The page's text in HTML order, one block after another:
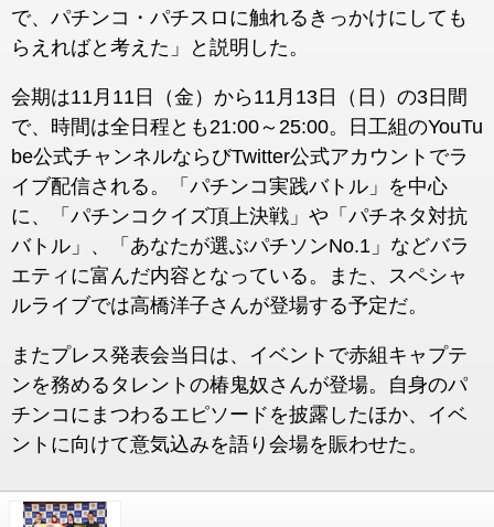
で、パチンコ・パチスロに触れるきっかけにしても
らえればと考えた」と説明した。
会期は11月11日（金）から11月13日（日）の3日間
で、時間は全日程とも21:00～25:00。日工組のYouTu
be公式チャンネルならびTwitter公式アカウントでラ
イブ配信される。「パチンコ実践バトル」を中心
に、「パチンコクイズ頂上決戦」や「パチネタ対抗
バトル」、「あなたが選ぶパチソンNo.1」などバラ
エティに富んだ内容となっている。また、スペシャ
ルライブでは高橋洋子さんが登場する予定だ。
またプレス発表会当日は、イベントで赤組キャプテ
ンを務めるタレントの椿鬼奴さんが登場。自身のパ
チンコにまつわるエピソードを披露したほか、イベ
ントに向けて意気込みを語り会場を賑わせた。